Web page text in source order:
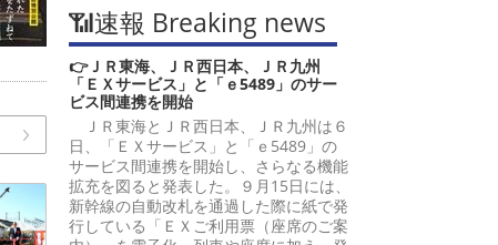
📶速報 Breaking news
👉ＪＲ東海、ＪＲ西日本、ＪＲ九州
「ＥＸサービス」と「ｅ5489」のサー
ビス間連携を開始
ＪＲ東海とＪＲ西日本、ＪＲ九州は６
日、「ＥＸサービス」と「ｅ5489」の
サービス間連携を開始し、さらなる機能
拡充を図ると発表した。９月15日には、
新幹線の自動改札を通過した際に紙で発
行している「ＥＸご利用票（座席のご案